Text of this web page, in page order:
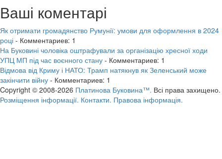
Ваші коментарі
Як отримати громадянство Румунії: умови для оформлення в 2024
році - Комментариев: 1
На Буковині чоловіка оштрафували за організацію хресної ходи
УПЦ МП під час воєнного стану - Комментариев: 1
Відмова від Криму і НАТО: Трамп натякнув як Зеленський може
закінчити війну - Комментариев: 1
Copyright © 2008-2026 Платинова Буковина™. Всі права захищено.
Розміщення інформації. Контакти. Правова інформація.